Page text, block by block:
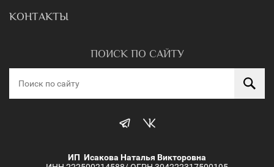
КОНТАКТЫ
ПОИСК ПО САЙТУ
ИП Исакова Наталья Викторовна